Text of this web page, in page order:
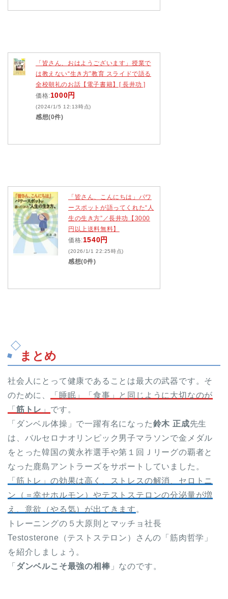
「皆さん、おはようございます」授業で
は教えない“生き方”教育 スライドで語る
全校朝礼のお話【電子書籍】[ 長井功 ]
価格:1000円
(2024/1/5 12:13時点)
感想(0件)
「皆さん、こんにちは」パワ
ースポットが語ってくれた“人
生の生き方”／長井功【3000
円以上送料無料】
価格:1540円
(2026/1/1 22:25時点)
感想(0件)
まとめ
社会人にとって健康であることは最大の武器です。そ
のために、
「睡眠」「食事」と同じように大切なのが
「 筋トレ 」 です。
「ダンベル体操」で一躍有名になった鈴木 正成先生
は、バルセロナオリンピック男子マラソンで金メダル
をとった韓国の黄永祚選手や第１回Ｊリーグの覇者と
なった鹿島アントラーズをサポートしていました。
「筋トレ」の効果は高く、ストレスの解消、セロトニ
ン（＝幸せホルモン）やテストステロンの分泌量が増
え、意欲（やる気）が出てきます 。
トレーニングの５大原則とマッチョ社長
Testosterone（テストステロン）さんの「筋肉哲学」
を紹介しましょう。
「 ダンベルこそ最強の相棒 」なのです。